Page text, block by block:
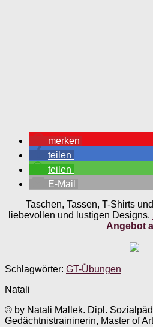
merken
teilen
teilen
E-Mail
Taschen, Tassen, T-Shirts
liebevollen und lustigen Designs.
Angebot
Schlagwörter: GT-Übungen
Natali
© by Natali Mallek. Dipl.
Gedächtnistraininerin, Master of